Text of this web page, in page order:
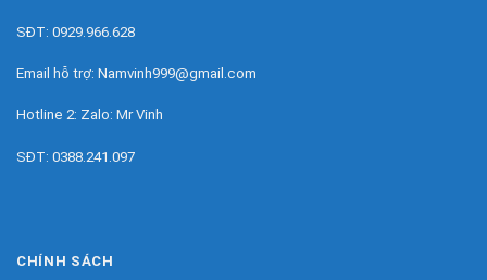
SĐT: 0929.966.628
Email hỗ trợ: Namvinh999@gmail.com
Hotline 2: Zalo: Mr Vinh
SĐT: 0388.241.097
CHÍNH SÁCH